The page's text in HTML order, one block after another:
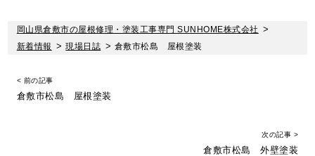
岡山県倉敷市の屋根修理・塗装工事専門 SUNHOME株式会社 >
新着情報 >現場日誌 > 倉敷市松島 屋根塗装
< 前の記事
倉敷市松島 屋根塗装
次の記事 >
倉敷市松島 外壁塗装